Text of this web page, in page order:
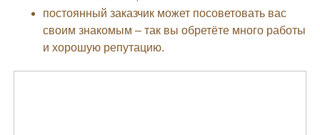
постоянный заказчик может посоветовать вас
своим знакомым – так вы обретёте много работы
и хорошую репутацию.